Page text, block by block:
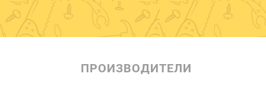
ПРОИЗВОДИТЕЛИ